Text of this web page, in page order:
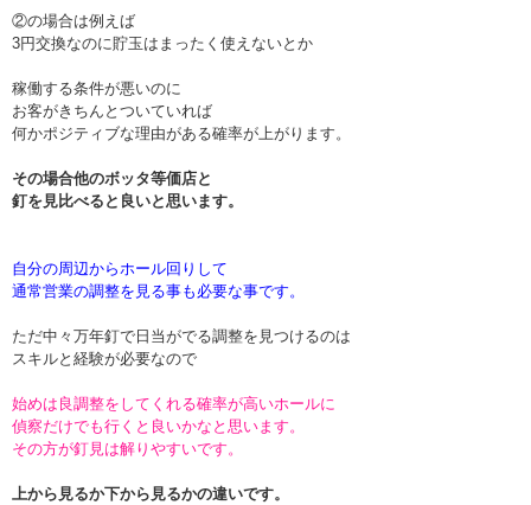
②の場合は例えば
3円交換なのに貯玉はまったく使えないとか
稼働する条件が悪いのに
お客がきちんとついていれば
何かポジティブな理由がある確率が上がります。
その場合他のボッタ等価店と
釘を見比べると良いと思います。
自分の周辺からホール回りして
通常営業の調整を見る事も必要な事です。
ただ中々万年釘で日当がでる調整を見つけるのは
スキルと経験が必要なので
始めは良調整をしてくれる確率が高いホールに
偵察だけでも行くと良いかなと思います。
その方が釘見は解りやすいです。
上から見るか下から見るかの違いです。